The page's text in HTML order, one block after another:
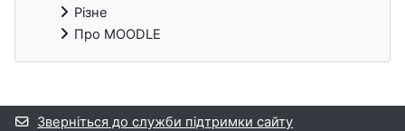
Різне
Про MOODLE
Додаткові блоки
Зверніться до служби підтримки сайту